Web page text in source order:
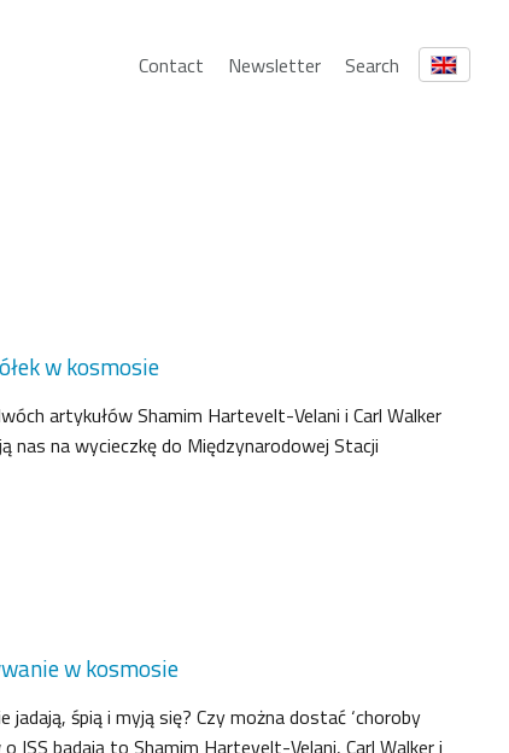
Contact Newsletter Search
w kosmosie
artykułów Shamim Hartevelt-Velani i Carl Walker
nas na wycieczkę do Międzynarodowej Stacji
w kosmosie
śpią i myją się? Czy można dostać ‘choroby
ISS badają to Shamim Hartevelt-Velani, Carl Walker i